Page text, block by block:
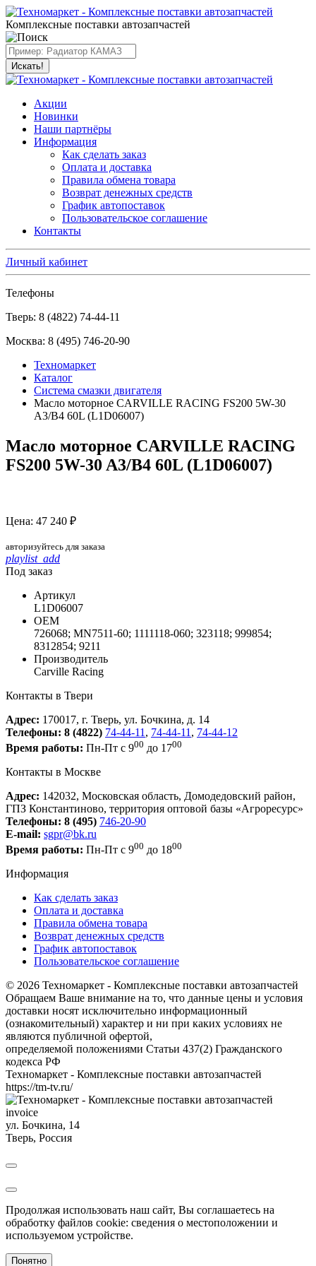
Комплексные поставки автозапчастей
Искать!
Акции
Новинки
Наши партнёры
Информация
Как сделать заказ
Оплата и доставка
Правила обмена товара
Возврат денежных средств
График автопоставок
Пользовательское соглашение
Контакты
Личный кабинет
Телефоны
Тверь: 8 (4822) 74-44-11
Москва: 8 (495) 746-20-90
Техномаркет
Каталог
Система смазки двигателя
Масло моторное CARVILLE RACING FS200 5W-30
A3/B4 60L (L1D06007)
Масло моторное CARVILLE RACING
FS200 5W-30 A3/B4 60L (L1D06007)
Цена: 47 240 ₽
авторизуйтесь для заказа
playlist_add
Под заказ
Артикул
L1D06007
ОЕМ
726068; MN7511-60; 1111118-060; 323118; 999854;
8312854; 9211
Производитель
Carville Racing
Контакты в Твери
Адрес: 170017, г. Тверь, ул. Бочкина, д. 14
Телефоны: 8 (4822) 74-44-11 , 74-44-11 , 74-44-12
Время работы: Пн-Пт с 900 до 1700
Контакты в Москве
Адрес: 142032, Московская область, Домодедовский район,
ГПЗ Константиново, территория оптовой базы «Агроресурс»
Телефоны: 8 (495) 746-20-90
E-mail: sgpr@bk.ru
Время работы: Пн-Пт с 900 до 1800
Информация
Как сделать заказ
Оплата и доставка
Правила обмена товара
Возврат денежных средств
График автопоставок
Пользовательское соглашение
© 2026 Техномаркет - Комплексные поставки автозапчастей
Обращаем Ваше внимание на то, что данные цены и условия
доставки носят исключительно информационный
(ознакомительный) характер и ни при каких условиях не
являются публичной офертой,
определяемой положениями Статьи 437(2) Гражданского
кодекса РФ
Техномаркет - Комплексные поставки автозапчастей
https://tm-tv.ru/
invoice
ул. Бочкина, 14
Тверь, Россия
Продолжая использовать наш сайт, Вы соглашаетесь на
обработку файлов cookie: сведения о местоположении и
используемом устройстве.
Понятно